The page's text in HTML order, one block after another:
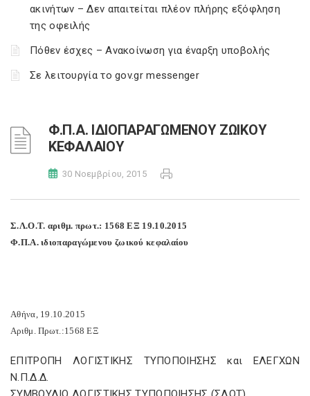
ακινήτων – Δεν απαιτείται πλέον πλήρης εξόφληση
της οφειλής
Πόθεν έσχες – Ανακοίνωση για έναρξη υποβολής
Σε λειτουργία το gov.gr messenger
Φ.Π.Α. ΙΔΙΟΠΑΡΑΓΩΜΕΝΟΥ ΖΩΙΚΟΥ
ΚΕΦΑΛΑΙΟΥ
30 Νοεμβρίου, 2015
Σ.Λ.Ο.Τ. αριθμ. πρωτ.: 1568 ΕΞ 19.10.2015
Φ.Π.Α. ιδιοπαραγώμενου ζωικού κεφαλαίου
Αθήνα, 19.10.2015
Αριθμ. Πρωτ.:1568 ΕΞ
ΕΠΙΤΡΟΠΗ ΛΟΓΙΣΤΙΚΗΣ ΤΥΠΟΠΟΙΗΣΗΣ και ΕΛΕΓΧΩΝ
Ν.Π.Δ.Δ.